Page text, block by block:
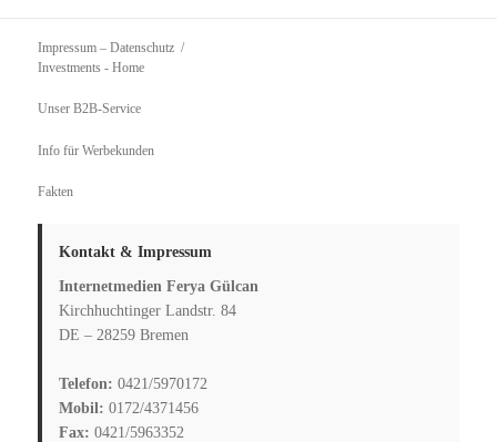
Impressum – Datenschutz
Investments - Home
Unser B2B-Service
Info für Werbekunden
Fakten
Kontakt & Impressum
Internetmedien Ferya Gülcan
Kirchhuchtinger Landstr. 84
DE – 28259 Bremen
Telefon: 0421/5970172
Mobil: 0172/4371456
Fax: 0421/5963352